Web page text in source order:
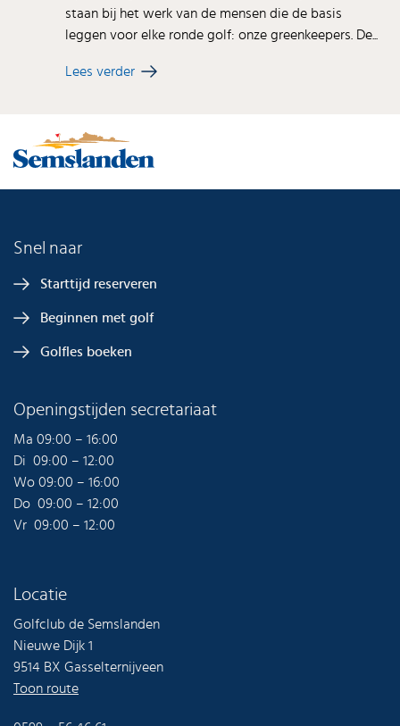
staan bij het werk van de mensen die de basis
leggen voor elke ronde golf: onze greenkeepers. De...
Lees verder
Snel naar
Starttijd reserveren
Beginnen met golf
Golfles boeken
Openingstijden secretariaat
Ma 09:00 – 16:00
Di 09:00 – 12:00
Wo 09:00 – 16:00
Do 09:00 – 12:00
Vr 09:00 – 12:00
Locatie
Golfclub de Semslanden
Nieuwe Dijk 1
9514 BX Gasselternijveen
Toon route